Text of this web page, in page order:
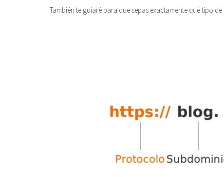
También te guiaré para que sepas exactamente qué tipo